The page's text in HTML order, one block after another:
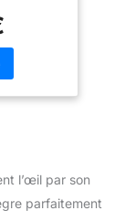
par
l’œil par son
parfaitement